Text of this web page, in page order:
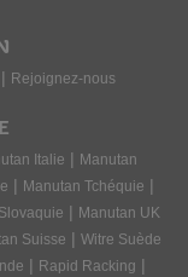
| Rejoignez-nous
Italie | Manutan
| Manutan Tchéquie |
| Manutan UK
Suisse | Witre Suède
| Rapid Racking |